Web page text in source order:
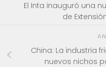
El Inta inauguró una
de
China: La industria
nuevos nichos